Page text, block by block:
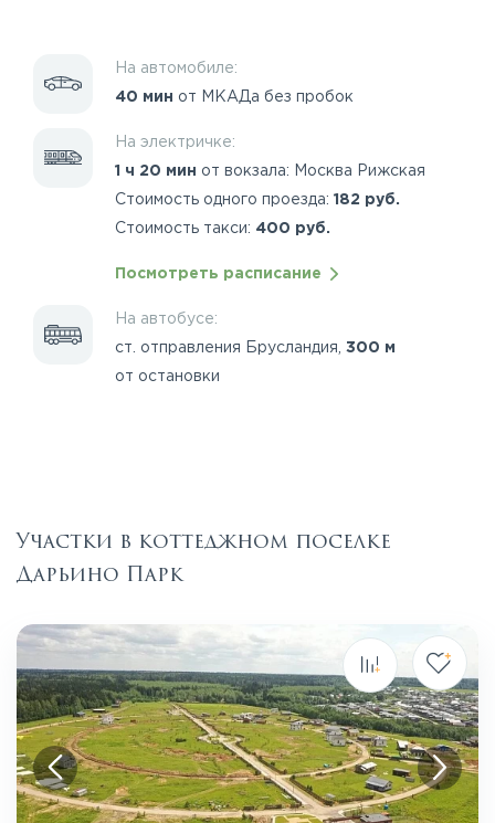
На автомобиле:
40 мин от МКАДа без пробок
На электричке:
1 ч 20 мин от вокзала: Москва Рижская
Стоимость одного проезда: 182 руб.
Стоимость такси: 400 руб.
Посмотреть расписание
На автобусе:
ст. отправления Брусландия, 300 м
от остановки
Участки в коттеджном поселке
Дарьино Парк